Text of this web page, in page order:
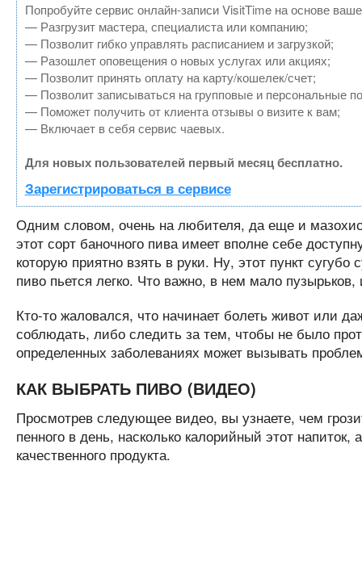
Попробуйте сервис онлайн-записи VisitTime на основе
— Разгрузит мастера, специалиста или компанию;
— Позволит гибко управлять расписанием и загрузкой;
— Разошлет оповещения о новых услугах или акциях;
— Позволит принять оплату на карту/кошелек/счет;
— Позволит записываться на групповые и персональные
— Поможет получить от клиента отзывы о визите к вам;
— Включает в себя сервис чаевых.
Для новых пользователей первый месяц бесплатно.
Зарегистрироваться в сервисе
Одним словом, очень на любителя, да еще и
этот сорт баночного пива имеет вполне себе
которую приятно взять в руки. Ну, этот пункт
пиво пьется легко. Что важно, в нем мало пузырьков,
Кто-то жаловался, что начинает болеть живот или
соблюдать, либо следить за тем, чтобы не было
определенных заболеваниях может вызывать
КАК ВЫБРАТЬ ПИВО (ВИДЕО)
Просмотрев следующее видео, вы узнаете, чем
пенного в день, насколько калорийный этот
качественного продукта.